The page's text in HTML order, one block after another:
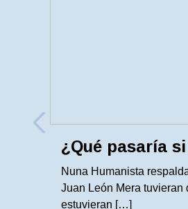
¿Qué pasaría
Nuna Humanista
Juan León Mera tuvieran
estuvieran […]